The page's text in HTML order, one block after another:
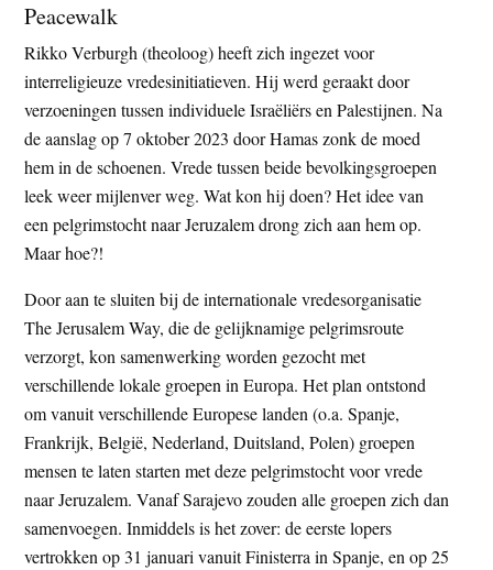
Peacewalk
Rikko Verburgh (theoloog) heeft zich ingezet voor
interreligieuze vredesinitiatieven. Hij werd geraakt door
verzoeningen tussen individuele Israëliërs en Palestijnen. Na
de aanslag op 7 oktober 2023 door Hamas zonk de moed
hem in de schoenen. Vrede tussen beide bevolkingsgroepen
leek weer mijlenver weg. Wat kon hij doen? Het idee van
een pelgrimstocht naar Jeruzalem drong zich aan hem op.
Maar hoe?!
Door aan te sluiten bij de internationale vredesorganisatie
The Jerusalem Way, die de gelijknamige pelgrimsroute
verzorgt, kon samenwerking worden gezocht met
verschillende lokale groepen in Europa. Het plan ontstond
om vanuit verschillende Europese landen (o.a. Spanje,
Frankrijk, België, Nederland, Duitsland, Polen) groepen
mensen te laten starten met deze pelgrimstocht voor vrede
naar Jeruzalem. Vanaf Sarajevo zouden alle groepen zich dan
samenvoegen. Inmiddels is het zover: de eerste lopers
vertrokken op 31 januari vanuit Finisterra in Spanje, en op 25